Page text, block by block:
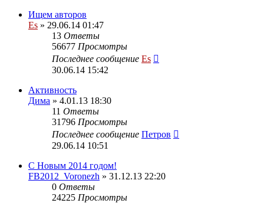
Ищем авторов
Es » 29.06.14 01:47
13 Ответы
56677 Просмотры
Последнее сообщение Es
30.06.14 15:42
Активность
Дима » 4.01.13 18:30
11 Ответы
31796 Просмотры
Последнее сообщение Петров
29.06.14 10:51
С Новым 2014 годом!
FB2012_Voronezh » 31.12.13 22:20
0 Ответы
24225 Просмотры